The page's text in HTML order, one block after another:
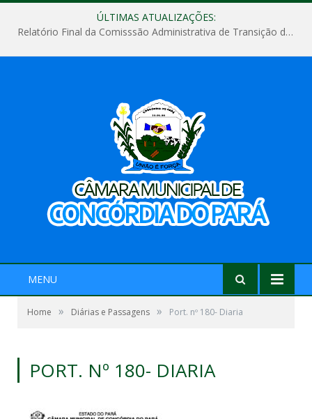
ÚLTIMAS ATUALIZAÇÕES:
Relatório Final da Comisssão Administrativa de Transição de Mandato do Poder Legislativo do Município de Concórdia do Pará
MENU
Home » Diárias e Passagens » Port. nº 180- Diaria
PORT. Nº 180- DIARIA